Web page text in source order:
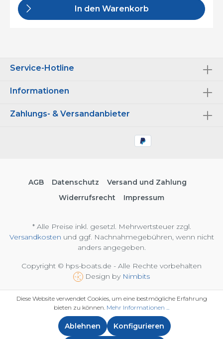
In den Warenkorb
Service-Hotline
Informationen
Zahlungs- & Versandanbieter
AGB Datenschutz
Versand und Zahlung
Widerrufsrecht
Impressum
* Alle Preise inkl. gesetzl. Mehrwertsteuer zzgl.
Versandkosten und ggf. Nachnahmegebühren, wenn nicht
anders angegeben.
Copyright © hps-boats.de - Alle Rechte vorbehalten
Design by Nimbits
Diese Website verwendet Cookies, um eine bestmögliche Erfahrung
bieten zu können. Mehr Informationen ...
Ablehnen Konfigurieren